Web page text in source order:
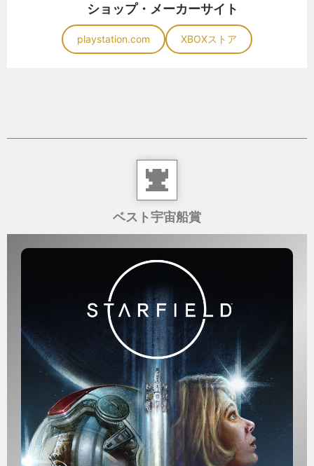
ショップ・メーカーサイト
playstation.com XBOXストア
ベスト宇宙船賞